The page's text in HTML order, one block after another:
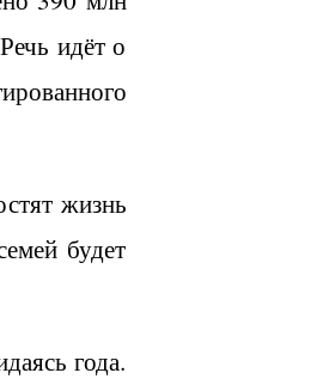
идёт о
жизнь
будет
года.